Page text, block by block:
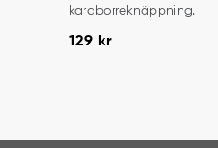
kardborreknäppning.
Pris :
129 kr